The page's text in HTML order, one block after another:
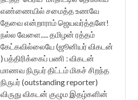
எண்ணையில் சமைத்த உணவே
தேவை என்றாராம் ஜெயவர்த்தனே!
நல்ல வேளை..... தமிழன் ரத்தம்
கேட்கவில்லையே (ஜூனியர் விகடன்
) பத்திரிக்கைப் பணி : விகடன்
மாணவ நிருபர் திட்டம் மிகச் சிறந்த
நிருபர் (outstanding reporter)
விருது விகடன் குழும இதழ்களின்